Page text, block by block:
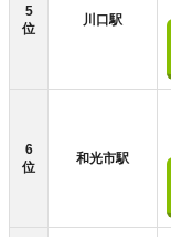
5
位
川口駅
6
位
和光市駅